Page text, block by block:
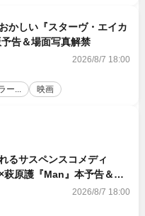
かしい『スターヴ・エイカ
告＆場面写真解禁
2026/8/7 18:00
ー... 映画
るサスペンスコメディ
原護『Man』本予告＆新
2026/8/7 18:00